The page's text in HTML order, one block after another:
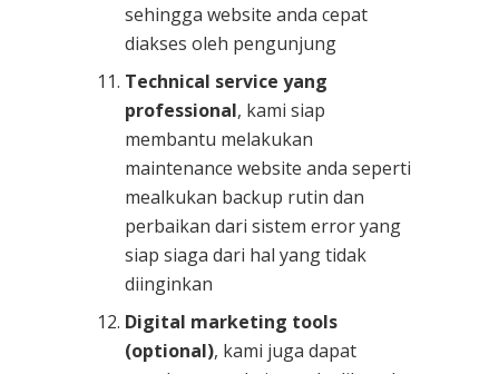
sehingga website anda cepat
diakses oleh pengunjung
Technical service yang
professional, kami siap
membantu melakukan
maintenance website anda seperti
mealkukan backup rutin dan
perbaikan dari sistem error yang
siap siaga dari hal yang tidak
diinginkan
Digital marketing tools
(optional), kami juga dapat